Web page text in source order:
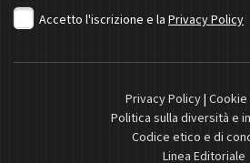
Accetto l'iscrizione e la Privacy Policy
Privacy Policy|
Politica sulla diversità e
Codice etico e di
Linea Editoriale